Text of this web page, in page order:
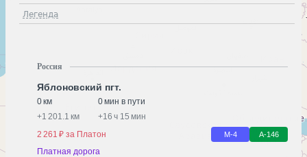
Легенда
Россия
Яблоновский пгт.
0 км
0 мин в пути
+1 201.1 км +16 ч 15 мин
2 261 ₽ за Платон
М-4 А-146
Платная дорога